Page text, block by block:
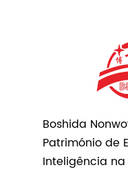
Boshida
Património de
Inteligência